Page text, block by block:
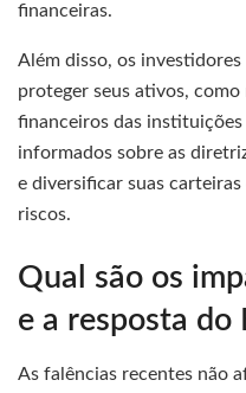
financeiras.
Além disso, os
proteger seus ativos,
financeiros das
informados sobre as
e diversificar suas
riscos.
Qual são os
e a resposta do
As falências recentes não